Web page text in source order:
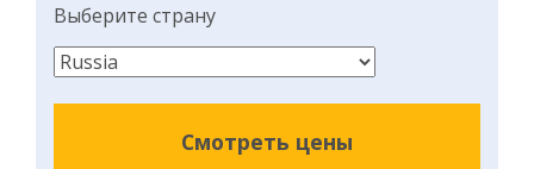
Выберите страну
Смотреть цены